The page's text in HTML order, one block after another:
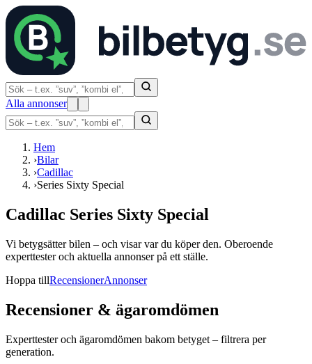
Alla annonser
Hem
›Bilar
›Cadillac
›Series Sixty Special
Cadillac Series Sixty Special
Vi betygsätter bilen – och visar var du köper den. Oberoende
experttester och aktuella annonser på ett ställe.
Hoppa tillRecensionerAnnonser
Recensioner & ägaromdömen
Experttester och ägaromdömen bakom betyget – filtrera per
generation.